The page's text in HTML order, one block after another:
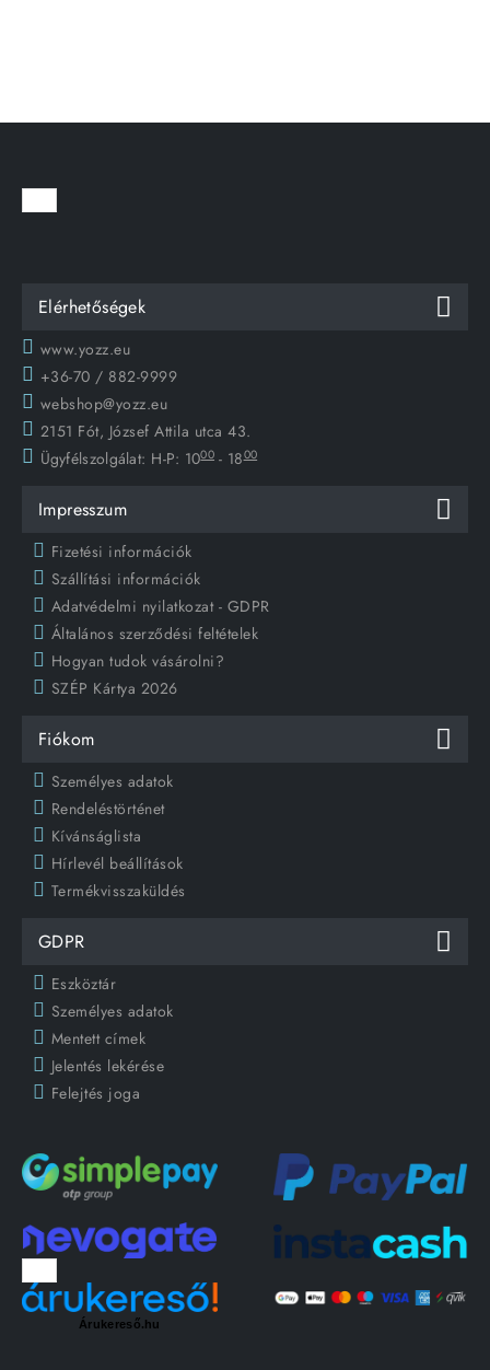
Elérhetőségek
www.yozz.eu
+36-70 / 882-9999
webshop@yozz.eu
2151 Fót, József Attila utca 43.
Ügyfélszolgálat: H-P: 1000 - 1800
Impresszum
Fizetési információk
Szállítási információk
Adatvédelmi nyilatkozat - GDPR
Általános szerződési feltételek
Hogyan tudok vásárolni?
SZÉP Kártya 2026
Fiókom
Személyes adatok
Rendeléstörténet
Kívánságlista
Hírlevél beállítások
Termékvisszaküldés
GDPR
Eszköztár
Személyes adatok
Mentett címek
Jelentés lekérése
Felejtés joga
Árukereső.hu